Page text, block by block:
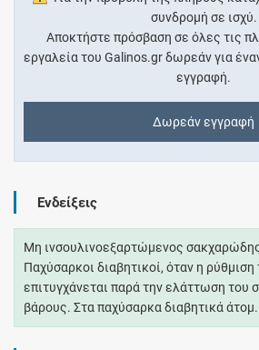
συνδρομή σε ισχύ.
Αποκτήστε πρόσβαση σε όλες τις
εργαλεία του Galinos.gr δωρεάν για
εγγραφή.
Δωρεάν εγγραφή
Ενδείξεις
Μη ινσουλινοεξαρτώμενος σακχαρώδης
Παχύσαρκοι διαβητικοί, όταν η
επιτυγχάνεται παρά την ελάττωση του
βάρους. Στα παχύσαρκα διαβητικά